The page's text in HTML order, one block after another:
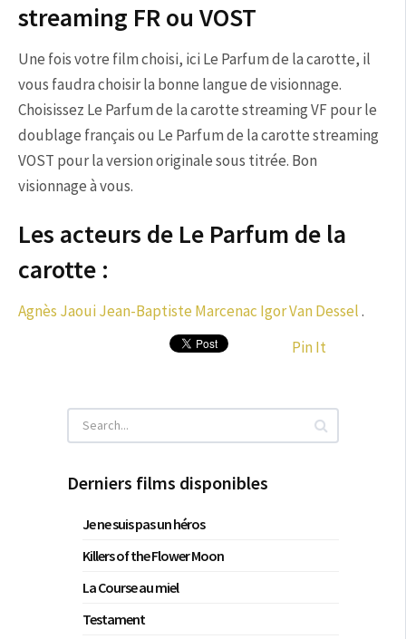
streaming FR ou VOST
Une fois votre film choisi, ici Le Parfum de la carotte, il
vous faudra choisir la bonne langue de visionnage.
Choisissez Le Parfum de la carotte streaming VF pour le
doublage français ou Le Parfum de la carotte streaming
VOST pour la version originale sous titrée. Bon
visionnage à vous.
Les acteurs de Le Parfum de la
carotte :
Agnès JaouiJean-Baptiste Marcenac Igor Van Dessel.
Pin It
Derniers films disponibles
Je ne suis pas un héros
Killers of the Flower Moon
La Course au miel
Testament